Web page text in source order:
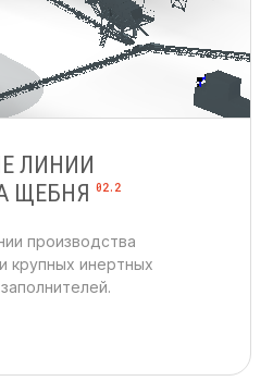
ЛИНИИ
ЩЕБНЯ 02.2
производства
крупных инертных